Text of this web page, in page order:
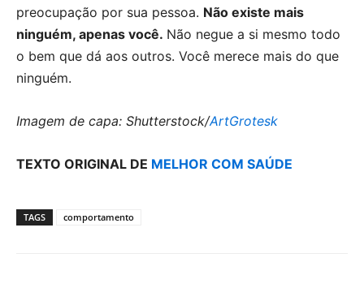
preocupação por sua pessoa. Não existe mais
ninguém, apenas você. Não negue a si mesmo todo
o bem que dá aos outros. Você merece mais do que
ninguém.
Imagem de capa: Shutterstock/ArtGrotesk
TEXTO ORIGINAL DE MELHOR COM SAÚDE
TAGS comportamento